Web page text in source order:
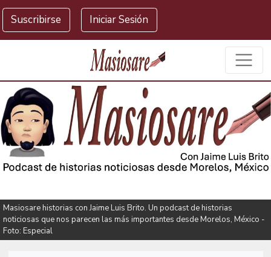
Masiosare agencia de noticias
Suscribirse Iniciar Sesión
Masiosare historias con Jaime Luis Brito. Un podcast de historias
noticiosas que nos parecen las más importantes desde Morelos, México -
Foto: Especial